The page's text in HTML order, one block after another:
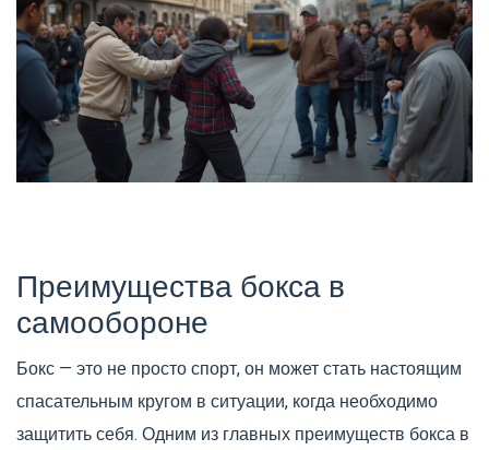
Преимущества бокса в
самообороне
Бокс — это не просто спорт, он может стать настоящим
спасательным кругом в ситуации, когда необходимо
защитить себя. Одним из главных преимуществ бокса в